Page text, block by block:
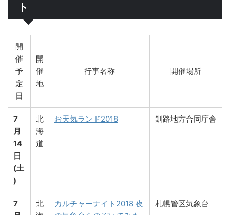
ト
開
催
予
定
日
開
催
地
行事名称 開催場所
7
月
14
日
(土
)
北
海
道
お天気ランド2018 釧路地方合同庁舎
7
北
カルチャーナイト2018 夜
札幌管区気象台